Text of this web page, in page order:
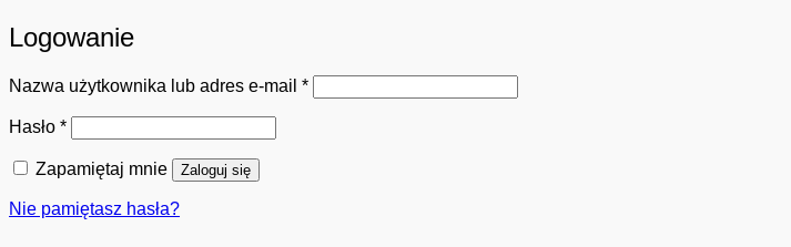
Logowanie
Nazwa użytkownika lub adres e-mail *Wymagane
Hasło *Wymagane
Zapamiętaj mnie Zaloguj się
Nie pamiętasz hasła?